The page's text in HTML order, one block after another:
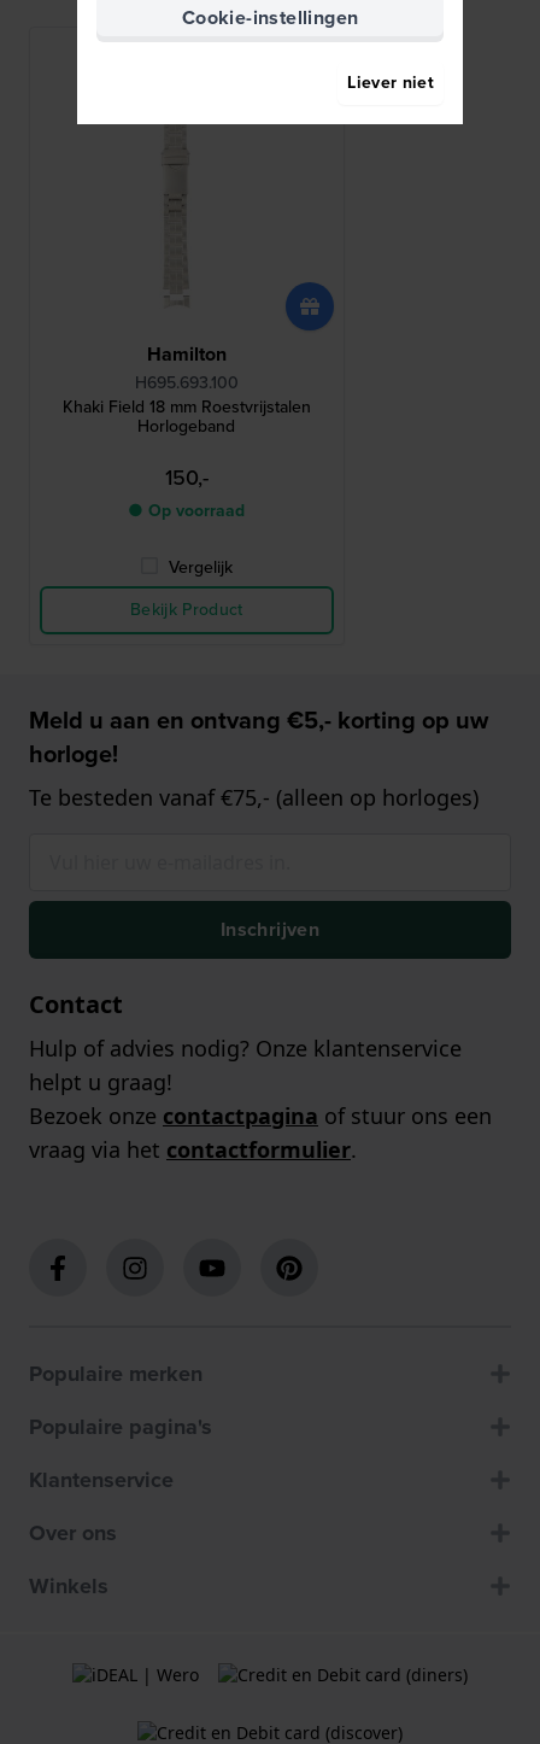
Hamilton
H695.693.100
Khaki Field 18 mm Roestvrijstalen
Horlogeband
150,-
● Op voorraad
Vergelijk
Bekijk Product
Meld u aan en ontvang €5,- korting op uw
horloge!
Te besteden vanaf €75,- (alleen op horloges)
Inschrijven
Contact
Hulp of advies nodig? Onze klantenservice
helpt u graag!
Bezoek onze contactpagina of stuur ons een
vraag via het contactformulier.
Populaire merken
Populaire pagina's
Klantenservice
Over ons
Winkels
Cookie-instellingen
Liever niet